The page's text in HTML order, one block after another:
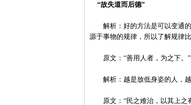
“故失道而后德”
解析：好的方法是可以变通的
源于事物的规律，所以了解规律
原文：“善用人者，为之下。
解析：越是放低身姿的人，越
原文：“民之难治，以其上之